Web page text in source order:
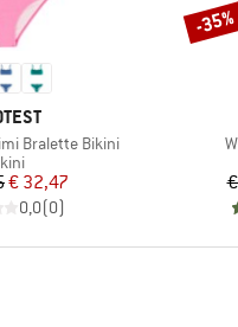
Bralette Bikini
Prijs
Verlaagde prijs
€ 32,47
0,0(0)
-35%